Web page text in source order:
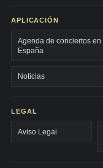
APLICACIÓN
Agenda de conciertos en
España
Noticias
LEGAL
Aviso Legal